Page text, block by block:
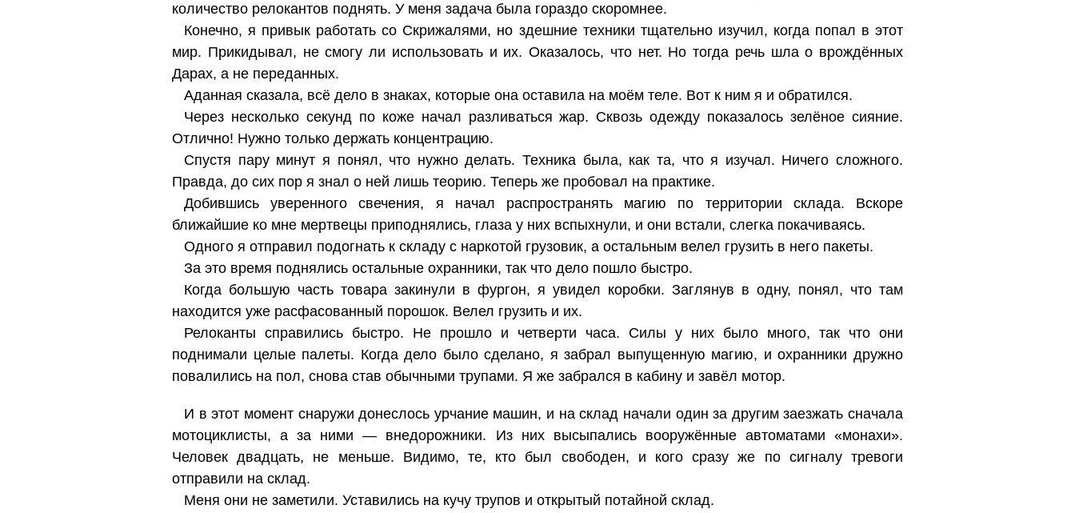
количество релокантов поднять. У меня задача была гораздо скоромнее.
Конечно, я привык работать со Скрижалями, но здешние техники тщательно изучил, когда попал в этот
мир. Прикидывал, не смогу ли использовать и их. Оказалось, что нет. Но тогда речь шла о врождённых
Дарах, а не переданных.
Аданная сказала, всё дело в знаках, которые она оставила на моём теле. Вот к ним я и обратился.
Через несколько секунд по коже начал разливаться жар. Сквозь одежду показалось зелёное сияние.
Отлично! Нужно только держать концентрацию.
Спустя пару минут я понял, что нужно делать. Техника была, как та, что я изучал. Ничего сложного.
Правда, до сих пор я знал о ней лишь теорию. Теперь же пробовал на практике.
Добившись уверенного свечения, я начал распространять магию по территории склада. Вскоре
ближайшие ко мне мертвецы приподнялись, глаза у них вспыхнули, и они встали, слегка покачиваясь.
Одного я отправил подогнать к складу с наркотой грузовик, а остальным велел грузить в него пакеты.
За это время поднялись остальные охранники, так что дело пошло быстро.
Когда большую часть товара закинули в фургон, я увидел коробки. Заглянув в одну, понял, что там
находится уже расфасованный порошок. Велел грузить и их.
Релоканты справились быстро. Не прошло и четверти часа. Силы у них было много, так что они
поднимали целые палеты. Когда дело было сделано, я забрал выпущенную магию, и охранники дружно
повалились на пол, снова став обычными трупами. Я же забрался в кабину и завёл мотор.
И в этот момент снаружи донеслось урчание машин, и на склад начали один за другим заезжать сначала
мотоциклисты, а за ними — внедорожники. Из них высыпались вооружённые автоматами «монахи».
Человек двадцать, не меньше. Видимо, те, кто был свободен, и кого сразу же по сигналу тревоги
отправили на склад.
Меня они не заметили. Уставились на кучу трупов и открытый потайной склад.